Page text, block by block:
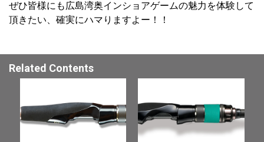
ぜひ皆様にも広島湾奥インショアゲームの魅力を体験して
頂きたい、確実にハマりますよー！！
Related Contents